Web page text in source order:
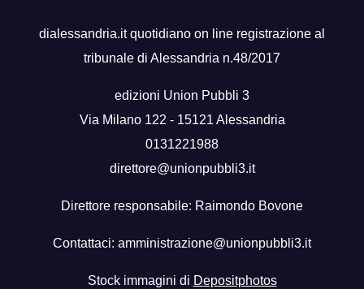
dialessandria.it quotidiano on line registrazione al
tribunale di Alessandria n.48/2017
edizioni Union Pubbli 3
Via Milano 122 - 15121 Alessandria
0131221988
direttore@unionpubbli3.it
Direttore responsabile: Raimondo Bovone
Contattaci: amministrazione@unionpubbli3.it
Stock immagini di Depositphotos